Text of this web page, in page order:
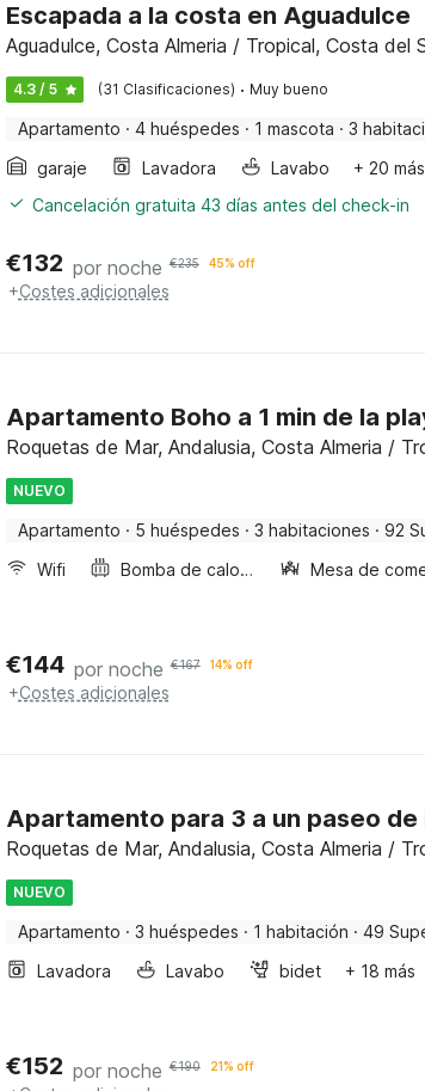
Escapada a la costa en Aguadulce
Aguadulce, Costa Almeria / Tropical, Costa del
4.3 / 5 (31 Clasificaciones) · Muy bueno
Apartamento · 4 huéspedes · 1 mascota · 3
garaje
Lavadora Lavabo
+ 20 más
Cancelación gratuita 43 días antes del check-in
€132 por noche €235 45% off
+Costes adicionales
Apartamento Boho a 1 min de la
Roquetas de Mar, Andalusia, Costa Almeria /
NUEVO
Apartamento · 5 huéspedes · 3 habitaciones · 92
Wifi
Bomba de calor aire-aire
€144 por noche €167 14% off
+Costes adicionales
Apartamento para 3 a un paseo de
Roquetas de Mar, Andalusia, Costa Almeria /
NUEVO
Apartamento · 3 huéspedes · 1 habitación · 49
Lavadora
Lavabo bidet + 18 más
€152 por noche €190 21% off